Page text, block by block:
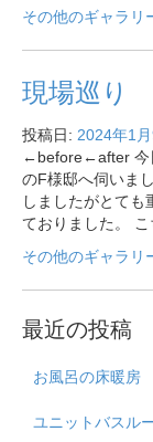
その他のギャラリ
現場巡り
投稿日: 2024年1
←before←after 今
のF様邸へ伺いま
しましたがとても
ておりました。
その他のギャラリ
最近の投稿
お風呂の床暖房
ユニットバスル